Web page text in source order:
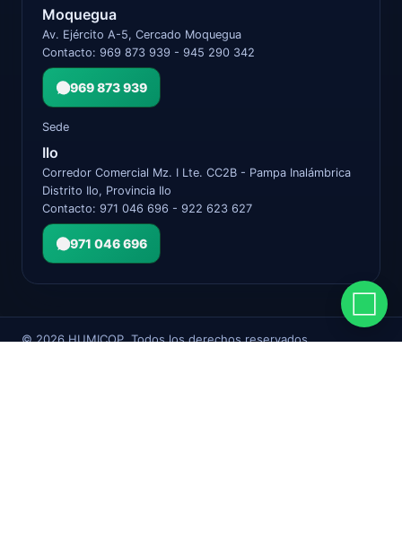
Moquegua
Av. Ejército A-5, Cercado Moquegua
Contacto: 969 873 939 - 945 290 342
969 873 939
Sede
Ilo
Corredor Comercial Mz. I Lte. CC2B - Pampa Inalámbrica
Distrito Ilo, Provincia Ilo
Contacto: 971 046 696 - 922 623 627
971 046 696
©2026HUMICOP. Todos los derechos reservados.